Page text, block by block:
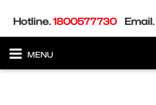
Hotline.1800577730 Email.
MENU